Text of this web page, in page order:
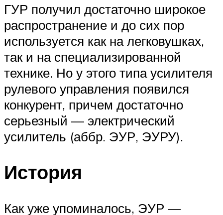
ГУР получил достаточно широкое
распространение и до сих пор
используется как на легковушках,
так и на специализированной
технике. Но у этого типа усилителя
рулевого управления появился
конкурент, причем достаточно
серьезный — электрический
усилитель (аббр. ЭУР, ЭУРУ).
История
Как уже упоминалось, ЭУР —